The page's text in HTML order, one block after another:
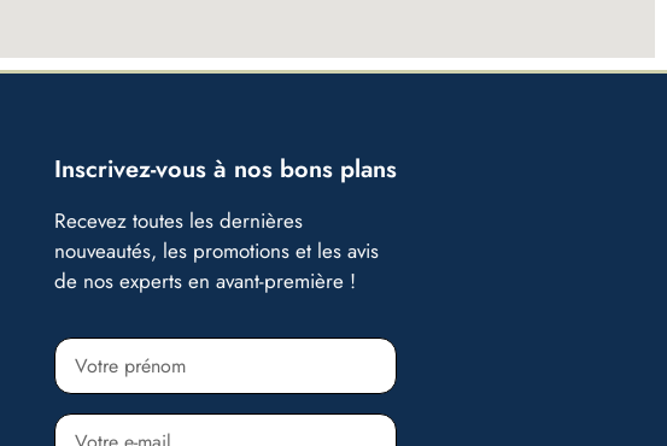
Inscrivez-vous à nos bons plans
Recevez toutes les dernières
nouveautés, les promotions et les avis
de nos experts en avant-première !